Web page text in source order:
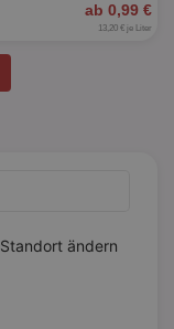
ab 0,99 €
13,20 € je Liter